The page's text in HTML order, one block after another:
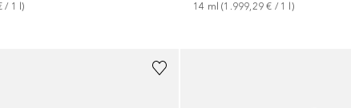
/ 1 l) 14 ml (1.999,29 € / 1 )